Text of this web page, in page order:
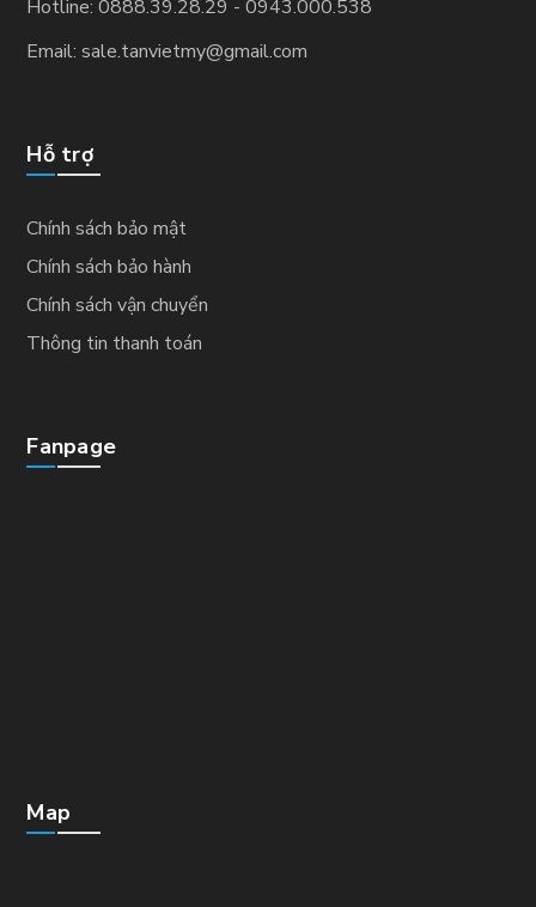
Hotline: 0888.39.28.29 - 0943.000.538
Email: sale.tanvietmy@gmail.com
Hỗ trợ
Chính sách bảo mật
Chính sách bảo hành
Chính sách vận chuyển
Thông tin thanh toán
Fanpage
Map